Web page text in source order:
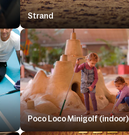
Strand
Poco Loco Minigolf (indoor)